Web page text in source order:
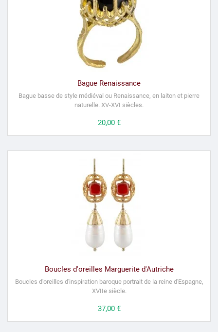
Bague Renaissance
Bague basse de style médiéval ou Renaissance, en laiton et pierre
naturelle. XV-XVI siècles.
Prix
20,00 €
Boucles d'oreilles Marguerite d'Autriche
Boucles d'oreilles d'inspiration baroque portrait de la reine d'Espagne,
XVIIe siècle.
Prix
37,00 €